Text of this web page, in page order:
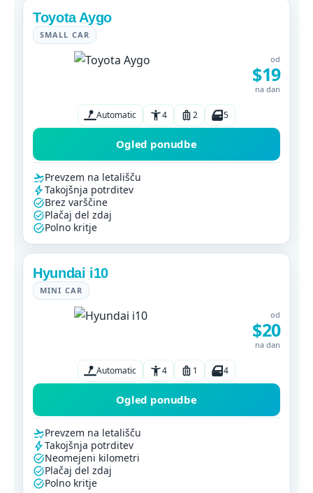
Toyota Aygo
SMALL CAR
od
$19
na dan
Automatic 4 2 5
Ogled ponudbe
Prevzem na letališču
Takojšnja potrditev
Brez varščine
Plačaj del zdaj
Polno kritje
Hyundai i10
MINI CAR
od
$20
na dan
Automatic 4 1 4
Ogled ponudbe
Prevzem na letališču
Takojšnja potrditev
Neomejeni kilometri
Plačaj del zdaj
Polno kritje